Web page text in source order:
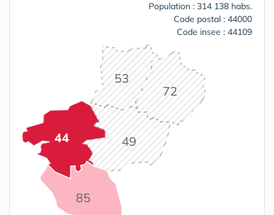
Population : 314 138 habs.
Code postal : 44000
Code insee : 44109
44 49
53
72
85